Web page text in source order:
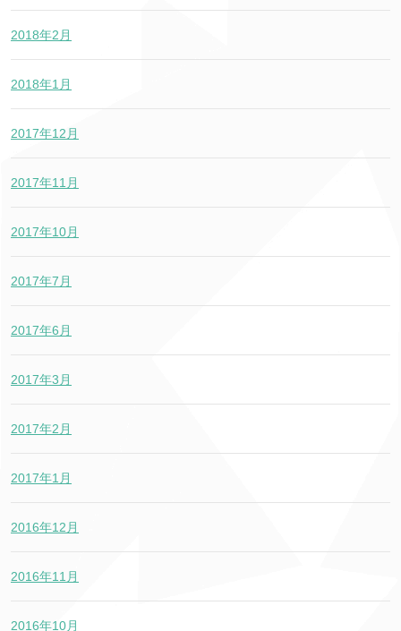
2018年2月
2018年1月
2017年12月
2017年11月
2017年10月
2017年7月
2017年6月
2017年3月
2017年2月
2017年1月
2016年12月
2016年11月
2016年10月